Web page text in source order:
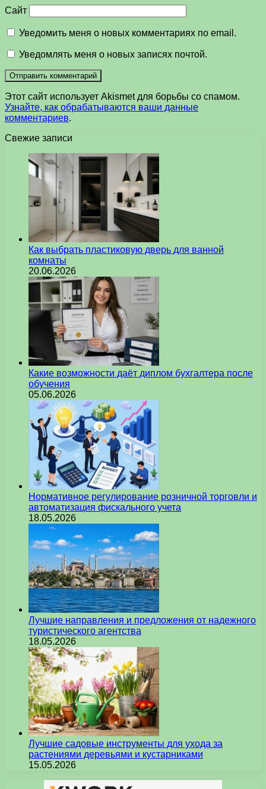
Сайт
Уведомить меня о новых комментариях по email.
Уведомлять меня о новых записях почтой.
Этот сайт использует Akismet для борьбы со спамом.
Узнайте, как обрабатываются ваши данные
комментариев.
Свежие записи
Как выбрать пластиковую дверь для ванной
комнаты
20.06.2026
Какие возможности даёт диплом бухгалтера после
обучения
05.06.2026
Нормативное регулирование розничной торговли и
автоматизация фискального учета
18.05.2026
Лучшие направления и предложения от надежного
туристического агентства
18.05.2026
Лучшие садовые инструменты для ухода за
растениями деревьями и кустарниками
15.05.2026